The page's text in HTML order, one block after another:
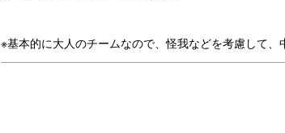
※基本的に大人のチームなので、怪我などを考慮して、